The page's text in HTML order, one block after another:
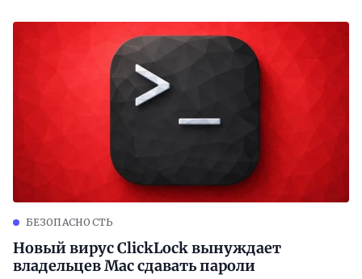
БЕЗОПАСНОСТЬ
Новый вирус ClickLock вынуждает
владельцев Mac сдавать пароли